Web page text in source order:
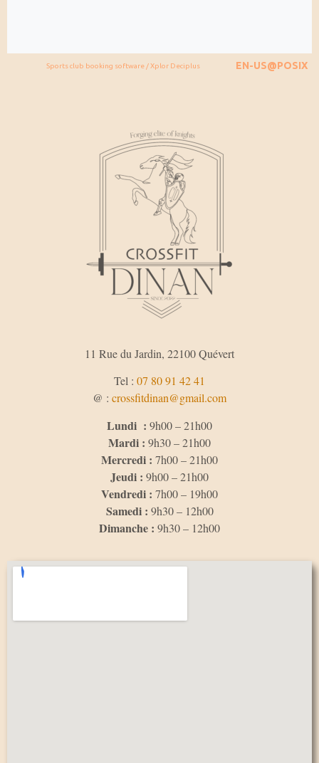
11 Rue du Jardin, 22100 Quévert
Tel : 07 80 91 42 41
@ : crossfitdinan@gmail.com
Lundi : 9h00 – 21h00
Mardi : 9h30 – 21h00
Mercredi : 7h00 – 21h00
Jeudi : 9h00 – 21h00
Vendredi : 7h00 – 19h00
Samedi : 9h30 – 12h00
Dimanche : 9h30 – 12h00